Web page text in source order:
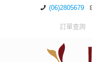
(06)2805679
訂單查詢